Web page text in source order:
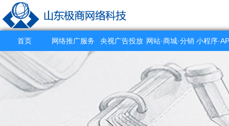
首页 网络推广服务 央视广告投放 网站·商城·分销
系统
小程序